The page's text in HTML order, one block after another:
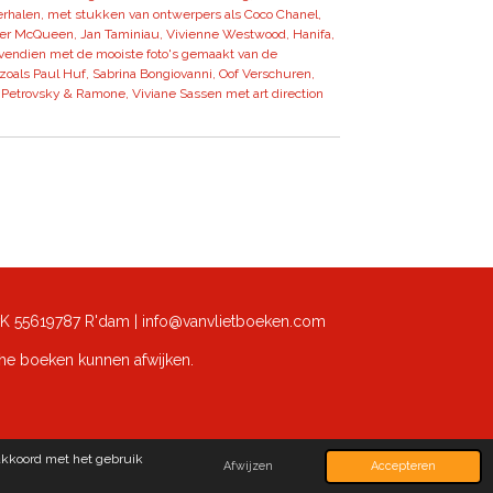
met het gebruik
Afwijzen Accepteren
met stukken van ontwerpers als Coco Chanel,
McQueen, Jan Taminiau, Vivienne Westwood, Hanifa,
met de mooiste foto's gemaakt van de
Paul Huf, Sabrina Bongiovanni, Oof Verschuren,
& Ramone, Viviane Sassen met art direction
55619787 R'dam | info@vanvlietboeken.com
boeken kunnen afwijken.